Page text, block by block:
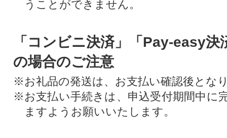
うことができません。
「コンビニ決済」「Pay-easy決
の場合のご注意
※お礼品の発送は、お支払い確認後とな
※お支払い手続きは、申込受付期間中に
ますようお願いいたします。